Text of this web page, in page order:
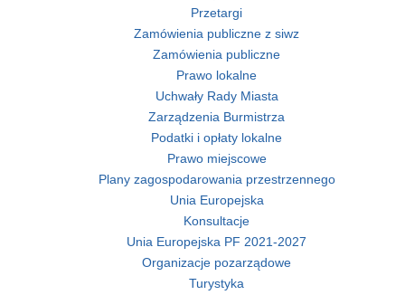
Przetargi
Zamówienia publiczne z siwz
Zamówienia publiczne
Prawo lokalne
Uchwały Rady Miasta
Zarządzenia Burmistrza
Podatki i opłaty lokalne
Prawo miejscowe
Plany zagospodarowania przestrzennego
Unia Europejska
Konsultacje
Unia Europejska PF 2021-2027
Organizacje pozarządowe
Turystyka